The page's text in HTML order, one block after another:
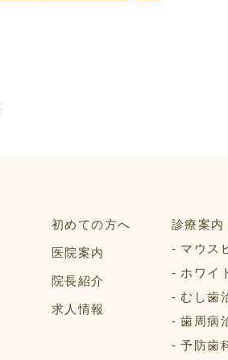
初めての方へ
医院案内
院長紹介
求人情報
診療案内
マウス
ホワイ
むし歯
歯周病
予防歯